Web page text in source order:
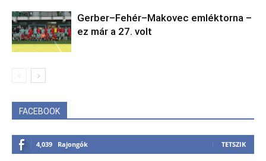
Gerber–Fehér–Makovec emléktorna –
ez már a 27. volt
FACEBOOK
4,039 Rajongók TETSZIK